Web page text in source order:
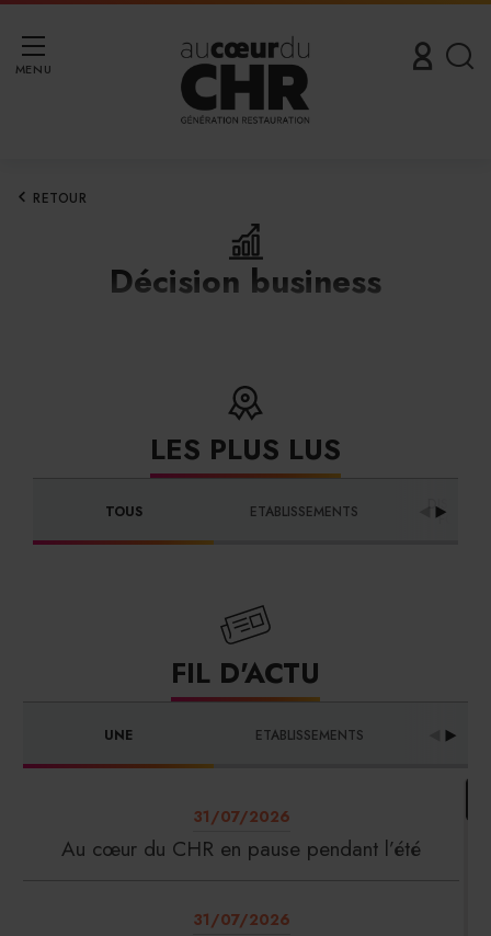
MENU
RETOUR
Décision business
LES PLUS LUS
TOUS ETABLISSEMENTS
FIL D'ACTU
UNE ETABLISSEMENTS
31/07/2026
Au cœur du CHR en pause pendant l’été
31/07/2026